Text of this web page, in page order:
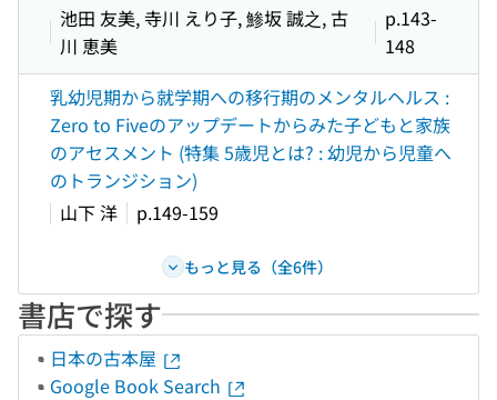
池田 友美, 寺川 えり子, 鯵坂 誠之, 古
川 恵美
p.143-
148
乳幼児期から就学期への移行期のメンタルヘルス :
Zero to Fiveのアップデートからみた子どもと家族
のアセスメント (特集 5歳児とは? : 幼児から児童へ
のトランジション)
山下 洋
p.149-159
もっと見る（全6件）
書店で探す
日本の古本屋
Google Book Search